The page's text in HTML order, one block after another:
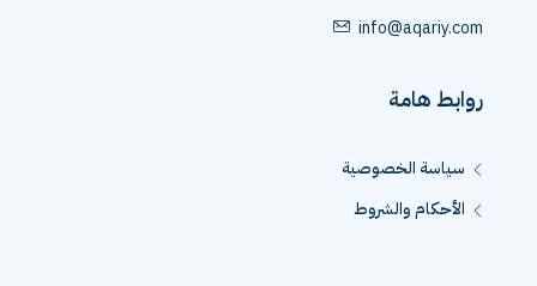
info@aqariy.com
روابط هامة
سياسة الخصوصية
الأحكام والشروط